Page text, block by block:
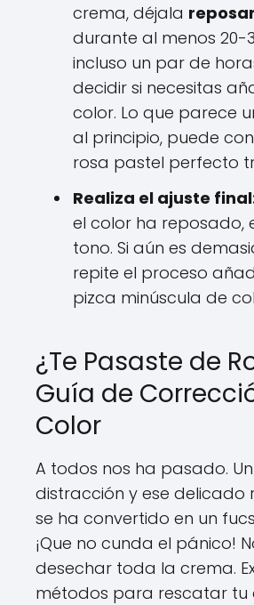
crema, déjala reposar
durante al menos 20-
incluso un par de
decidir si necesitas
color. Lo que parece
al principio, puede
rosa pastel perfecto
Realiza el ajuste
el color ha reposado,
tono. Si aún es
repite el proceso
pizca minúscula de
¿Te Pasaste de
Guía de
Color
A todos nos ha pasado.
distracción y ese delicado
se ha convertido en un
¡Que no cunda el pánico!
desechar toda la crema.
métodos para rescatar tu